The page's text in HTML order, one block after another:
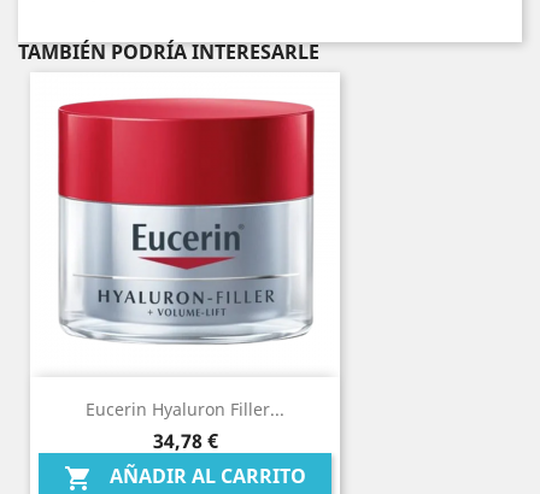
TAMBIÉN PODRÍA INTERESARLE
Eucerin Hyaluron Filler...
Precio
34,78 €
 AÑADIR AL CARRITO